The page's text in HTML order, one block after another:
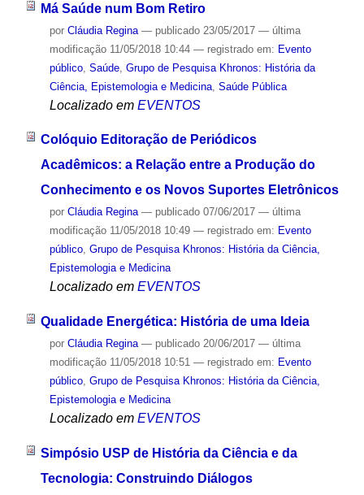
Má Saúde num Bom Retiro
por Cláudia Regina — publicado23/05/2017 — última
modificação11/05/2018 10:44 — registrado em: Evento
público, Saúde, Grupo de Pesquisa Khronos: História da
Ciência, Epistemologia e Medicina, Saúde Pública
Localizado em EVENTOS
Colóquio Editoração de Periódicos
Acadêmicos: a Relação entre a Produção do
Conhecimento e os Novos Suportes Eletrônicos
por Cláudia Regina — publicado07/06/2017 — última
modificação11/05/2018 10:49 — registrado em: Evento
público, Grupo de Pesquisa Khronos: História da Ciência,
Epistemologia e Medicina
Localizado em EVENTOS
Qualidade Energética: História de uma Ideia
por Cláudia Regina — publicado20/06/2017 — última
modificação11/05/2018 10:51 — registrado em: Evento
público, Grupo de Pesquisa Khronos: História da Ciência,
Epistemologia e Medicina
Localizado em EVENTOS
Simpósio USP de História da Ciência e da
Tecnologia: Construindo Diálogos